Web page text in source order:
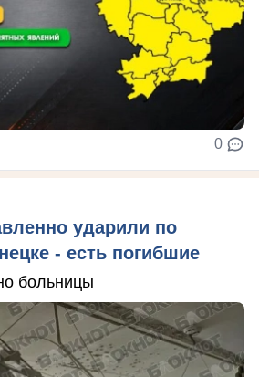
0
ударили по
- есть погибшие
больницы